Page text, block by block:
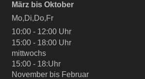
März bis Oktober
Mo,Di,Do,Fr
10:00 - 12:00 Uhr
15:00 - 18:00 Uhr
mittwochs
15:00 - 18:Uhr
November bis Februar